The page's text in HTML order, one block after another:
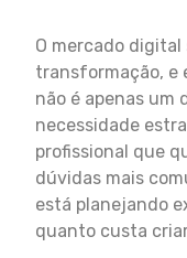
O mercado
transformação, e
não é apenas um
necessidade
profissional que
dúvidas mais
está planejando
quanto custa